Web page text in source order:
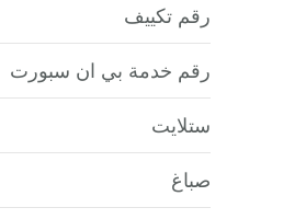
رقم تكييف
رقم خدمة بي ان سبورت
ستلايت
صباغ